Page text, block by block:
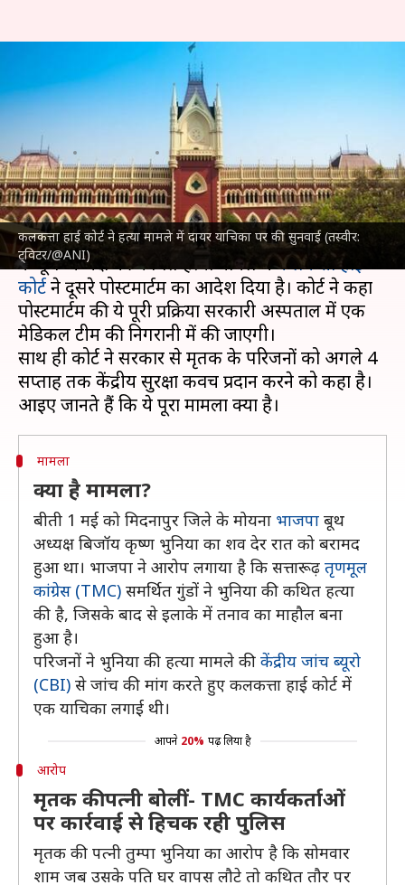
कलकत्ता हाई कोर्ट ने हत्या मामले में दायर याचिका पर की सुनवाई (तस्वीर:
ट्विटर/@ANI)
क्या है भाजपा कार्यकर्ता की हत्या का
मामला, जिसमें कलकत्ता हाई कोर्ट ने
दिया दूसरे पोस्टमार्टम का आदेश?
लेखन नवीन 03:27 pm
क्या है खबर?
पश्चिम बंगालके पूर्वी मिदनापुर जिले के मोयना में भाजपा
के बूथ अध्यक्ष की कथित हत्या मामले मेंकलकत्ता हाई
कोर्टने दूसरे पोस्टमार्टम का आदेश दिया है। कोर्ट ने कहा
पोस्टमार्टम की ये पूरी प्रक्रिया सरकारी अस्पताल में एक
मेडिकल टीम की निगरानी में की जाएगी।
साथ ही कोर्ट ने सरकार से मृतक के परिजनों को अगले 4
सप्ताह तक केंद्रीय सुरक्षा कवच प्रदान करने को कहा है।
मामला
क्या है मामला?
बीती 1 मई को मिदनापुर जिले के मोयना भाजपा बूथ
अध्यक्ष बिजॉय कृष्ण भुनिया का शव देर रात को बरामद
हुआ था। भाजपा ने आरोप लगाया है कि सत्तारूढ़ तृणमूल
कांग्रेस (TMC) समर्थित गुंडों ने भुनिया की कथित हत्या
की है, जिसके बाद से इलाके में तनाव का माहौल बना
हुआ है।
परिजनों ने भुनिया की हत्या मामले की केंद्रीय जांच ब्यूरो
(CBI) से जांच की मांग करते हुए कलकत्ता हाई कोर्ट में
एक याचिका लगाई थी।
आपने 20% पढ़ लिया है
आरोप
मृतक की पत्नी बोलीं- TMC कार्यकर्ताओं
पर कार्रवाई से हिचक रही पुलिस
मृतक की पत्नी तुम्पा भुनिया का आरोप है कि सोमवार
शाम जब उसके पति घर वापस लौटे तो कथित तौर पर